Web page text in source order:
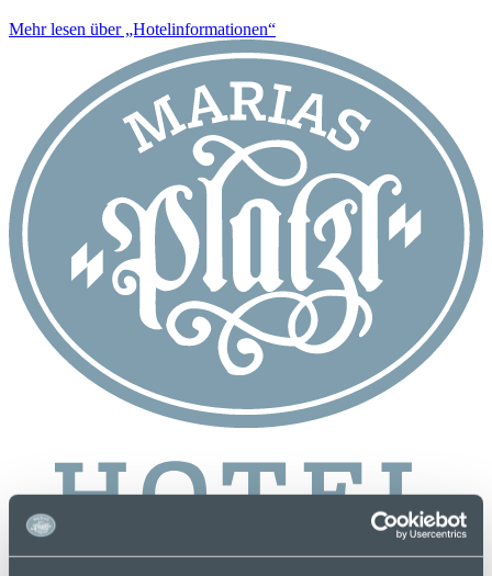
Mehr lesen über „Hotelinformationen“